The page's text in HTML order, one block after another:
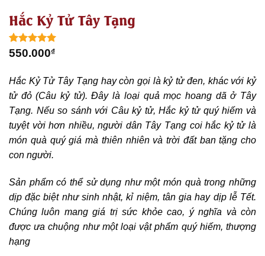
Hắc Kỷ Tử Tây Tạng
5.00trên 5
1
550.000₫
Hắc Kỷ Tử Tây Tạng hay còn gọi là kỷ tử đen, khác với kỷ
tử đỏ (Câu kỷ tử). Đây là loại quả mọc hoang dã ở Tây
Tạng. Nếu so sánh với Câu kỷ tử, Hắc kỷ tử quý hiếm và
tuyệt vời hơn nhiều, người dân Tây Tạng coi hắc kỷ tử là
món quà quý giá mà thiên nhiên và trời đất ban tặng cho
con người.
Sản phẩm có thể sử dụng như một món quà trong những
dịp đặc biệt như sinh nhật, kỉ niệm, tân gia hay dịp lễ Tết.
Chúng luôn mang giá trị sức khỏe cao, ý nghĩa và còn
được ưa chuộng như một loại vật phẩm quý hiếm, thượng
hạng